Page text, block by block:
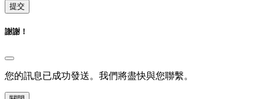
提交
謝謝！
您的訊息已成功發送。我們將盡快與您聯繫。